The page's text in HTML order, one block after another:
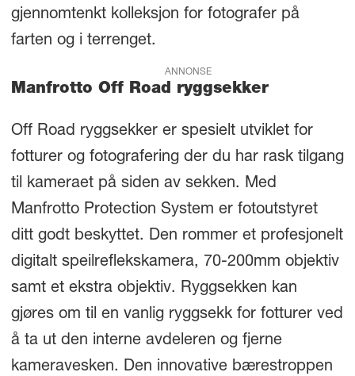
gjennomtenkt kolleksjon for fotografer på
farten og i terrenget.
ANNONSE
Manfrotto Off Road ryggsekker
Off Road ryggsekker er spesielt utviklet for
fotturer og fotografering der du har rask tilgang
til kameraet på siden av sekken. Med
Manfrotto Protection System er fotoutstyret
ditt godt beskyttet. Den rommer et profesjonelt
digitalt speilreflekskamera, 70-200mm objektiv
samt et ekstra objektiv. Ryggsekken kan
gjøres om til en vanlig ryggsekk for fotturer ved
å ta ut den interne avdeleren og fjerne
kameravesken. Den innovative bærestroppen